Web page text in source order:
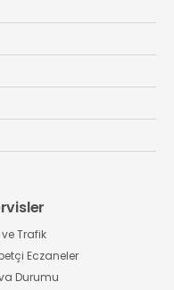
ve Trafik
Eczaneler
Durumu